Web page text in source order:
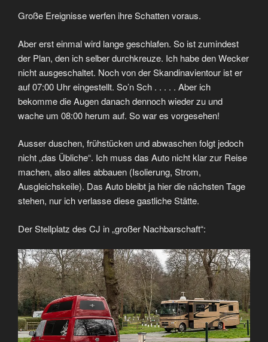
Große Ereignisse werfen ihre Schatten voraus.
Aber erst einmal wird lange geschlafen. So ist zumindest
der Plan, den ich selber durchkreuze. Ich habe den Wecker
nicht ausgeschaltet. Noch von der Skandinavientour ist er
auf 07:00 Uhr eingestellt. So’n Sch . . . . . Aber ich
bekomme die Augen danach dennoch wieder zu und
wache um 08:00 herum auf. So war es vorgesehen!
Ausser duschen, frühstücken und abwaschen folgt jedoch
nicht „das Übliche“. Ich muss das Auto nicht klar zur Reise
machen, also alles abbauen (Isolierung, Strom,
Ausgleichskeile). Das Auto bleibt ja hier die nächsten Tage
stehen, nur ich verlasse diese gastliche Stätte.
Der Stellplatz des CJ in „großer Nachbarschaft“: